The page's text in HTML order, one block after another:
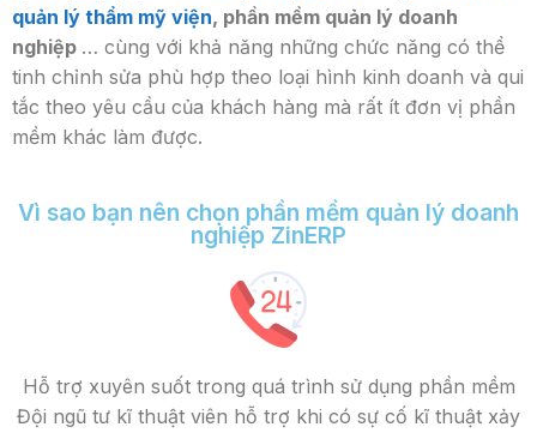
quản lý thẩm mỹ viện, phần mềm quản lý doanh
nghiệp … cùng với khả năng những chức năng có thể
tinh chỉnh sửa phù hợp theo loại hình kinh doanh và qui
tắc theo yêu cầu của khách hàng mà rất ít đơn vị phần
mềm khác làm được.
Vì sao bạn nên chọn phần mềm quản lý doanh
nghiệp ZinERP
Hỗ trợ xuyên suốt trong quá trình sử dụng phần mềm
Đội ngũ tư kĩ thuật viên hỗ trợ khi có sự cố kĩ thuật xảy